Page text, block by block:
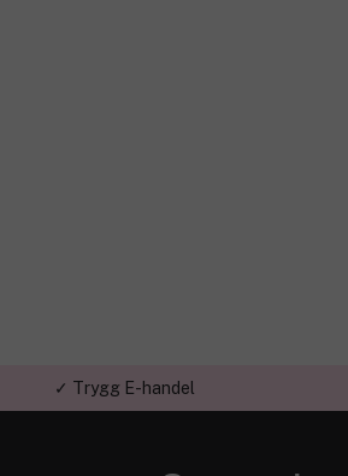
✓ Trygg E-handel